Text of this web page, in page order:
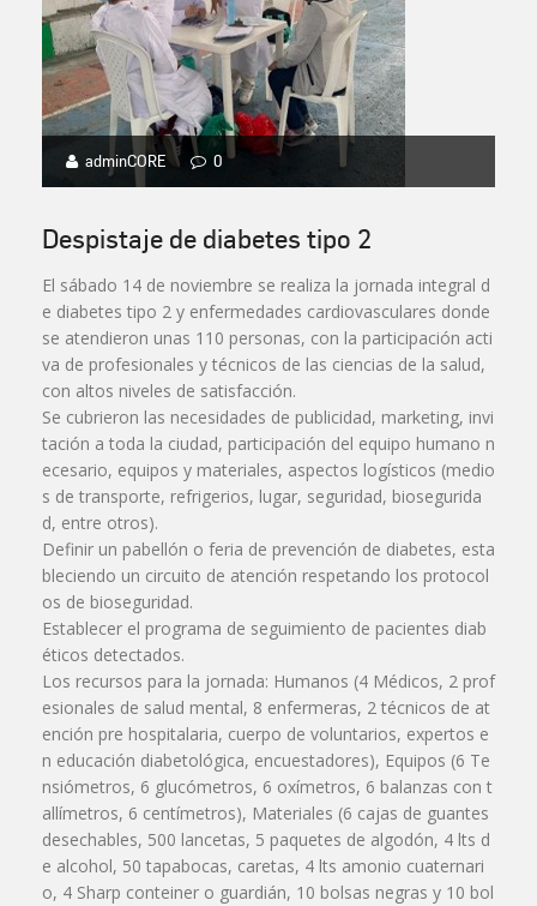
adminCORE 0
Despistaje de diabetes tipo 2
El sábado 14 de noviembre se realiza la jornada integral d
e diabetes tipo 2 y enfermedades cardiovasculares donde
se atendieron unas 110 personas, con la participación acti
va de profesionales y técnicos de las ciencias de la salud,
con altos niveles de satisfacción.
Se cubrieron las necesidades de publicidad, marketing, invi
tación a toda la ciudad, participación del equipo humano n
ecesario, equipos y materiales, aspectos logísticos (medio
s de transporte, refrigerios, lugar, seguridad, biosegurida
d, entre otros).
Definir un pabellón o feria de prevención de diabetes, esta
bleciendo un circuito de atención respetando los protocol
os de bioseguridad.
Establecer el programa de seguimiento de pacientes diab
éticos detectados.
Los recursos para la jornada: Humanos (4 Médicos, 2 prof
esionales de salud mental, 8 enfermeras, 2 técnicos de at
ención pre hospitalaria, cuerpo de voluntarios, expertos e
n educación diabetológica, encuestadores), Equipos (6 Te
nsiómetros, 6 glucómetros, 6 oxímetros, 6 balanzas con t
allímetros, 6 centímetros), Materiales (6 cajas de guantes
desechables, 500 lancetas, 5 paquetes de algodón, 4 lts d
e alcohol, 50 tapabocas, caretas, 4 lts amonio cuaternari
o, 4 Sharp conteiner o guardián, 10 bolsas negras y 10 bol